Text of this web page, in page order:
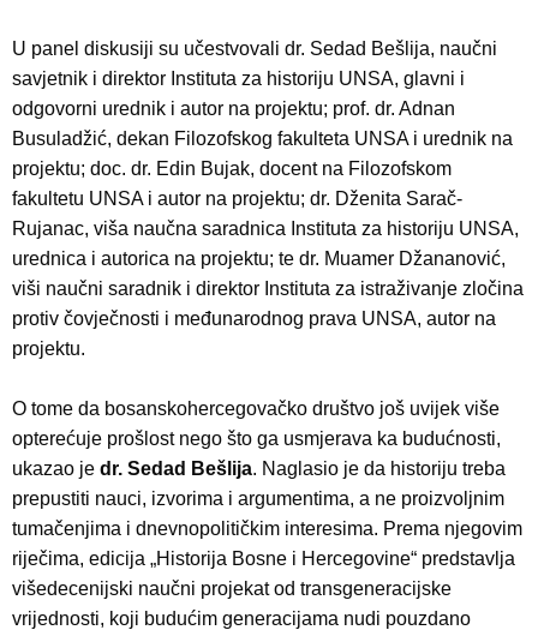
U panel diskusiji su učestvovali dr. Sedad Bešlija, naučni
savjetnik i direktor Instituta za historiju UNSA, glavni i
odgovorni urednik i autor na projektu; prof. dr. Adnan
Busuladžić, dekan Filozofskog fakulteta UNSA i urednik na
projektu; doc. dr. Edin Bujak, docent na Filozofskom
fakultetu UNSA i autor na projektu; dr. Dženita Sarač-
Rujanac, viša naučna saradnica Instituta za historiju UNSA,
urednica i autorica na projektu; te dr. Muamer Džananović,
viši naučni saradnik i direktor Instituta za istraživanje zločina
protiv čovječnosti i međunarodnog prava UNSA, autor na
projektu.
O tome da bosanskohercegovačko društvo još uvijek više
opterećuje prošlost nego što ga usmjerava ka budućnosti,
ukazao je dr. Sedad Bešlija. Naglasio je da historiju treba
prepustiti nauci, izvorima i argumentima, a ne proizvoljnim
tumačenjima i dnevnopolitičkim interesima. Prema njegovim
riječima, edicija „Historija Bosne i Hercegovine“ predstavlja
višedecenijski naučni projekat od transgeneracijske
vrijednosti, koji budućim generacijama nudi pouzdano